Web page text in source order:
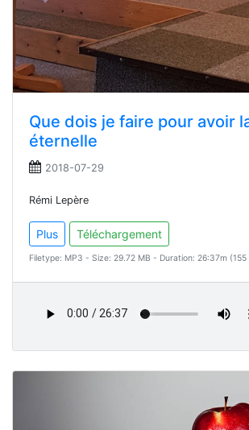
Que dois je faire pour avoir
éternelle
2018-07-29
Rémi Lepère
Plus Téléchargement
Filetype: MP3 - Size: 29.72 MB - Duration: 26:37m